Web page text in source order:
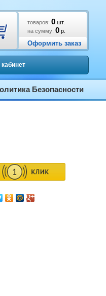
Безопасности
товаров:0 шт.
на сумму:0 р.
Оформить заказ